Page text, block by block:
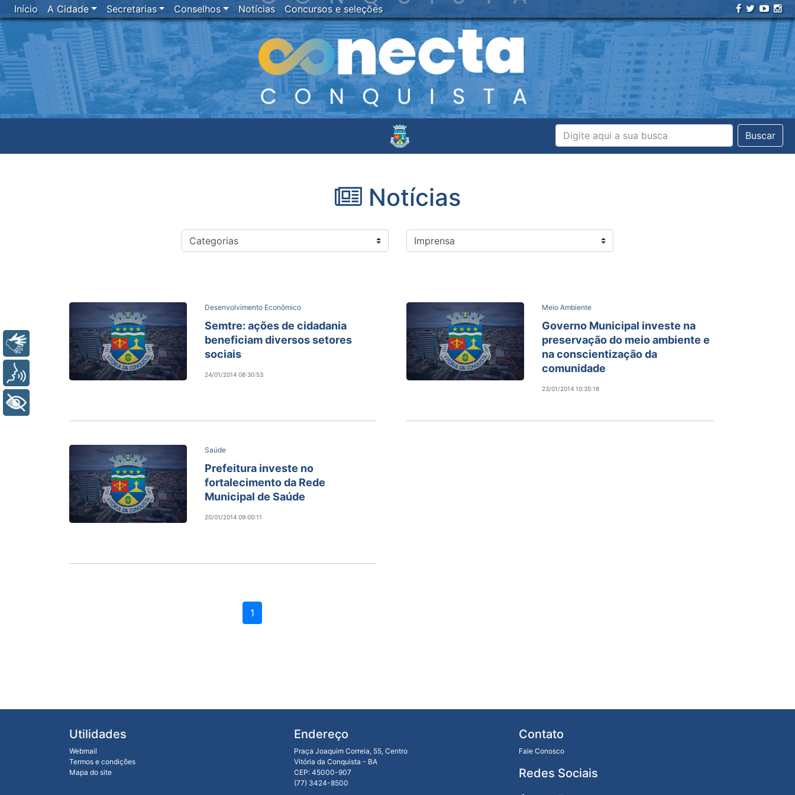
Início A Cidade Secretarias Conselhos Notícias Concursos e seleções
Buscar
Notícias
Desenvolvimento Econômico
Semtre: ações de cidadania
beneficiam diversos setores
sociais
24/01/2014 08:30:53
Meio Ambiente
Governo Municipal investe na
preservação do meio ambiente e
na conscientização da
comunidade
23/01/2014 10:35:18
Saúde
Prefeitura investe no
fortalecimento da Rede
Municipal de Saúde
20/01/2014 09:00:11
1
Utilidades
Webmail
Termos e condições
Mapa do site
Endereço
Praça Joaquim Correia, 55, Centro
Vitória da Conquista - BA
CEP: 45000-907
(77) 3424-8500
Contato
Fale Conosco
Redes Sociais